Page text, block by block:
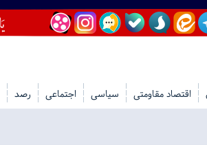
اقتصاد مقاومتی سیاسی اجتماعی رصد